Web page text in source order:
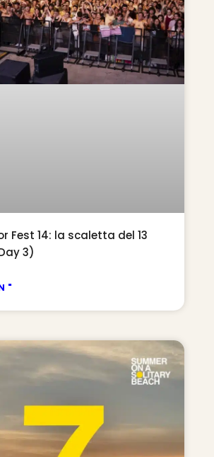
Fest 14: la scaletta del 13
3)
"